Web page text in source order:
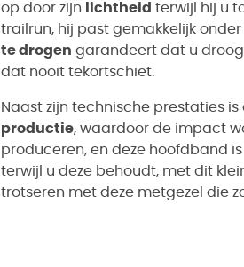
op door zijn
lichtheid terwijl hij u
trailrun, hij past gemakkelijk
te drogen garandeert dat u droog
dat nooit tekortschiet.
Naast zijn technische prestaties
productie, waardoor de impact
produceren, en deze hoofdband
terwijl u deze behoudt, met dit
trotseren met deze metgezel die